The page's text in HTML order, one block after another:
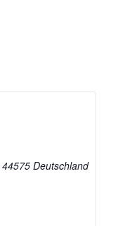
44575 Deutschland